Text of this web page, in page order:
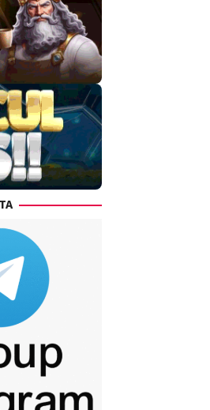
dan update setiap hari.